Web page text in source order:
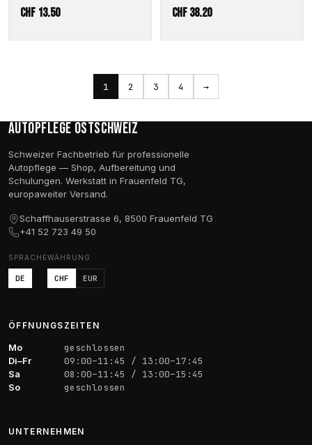
CHF 13.50 CHF38.20
1 2 3 4 →
Autopflege Ostschweiz
Schweizer Fachbetrieb für professionelle
Autopflege — Shop, Aufbereitung und
Schulungen. Werkstatt in Frauenfeld TG,
europaweiter Versand.
Schaffhauserstrasse 6, 8500 Frauenfeld TG
+41 52 723 49 50
SPRACHE
DE
WÄHRUNG
CHF EUR
ÖFFNUNGSZEITEN
Mo geschlossen
Di–Fr 09:00–11:45 / 13:00–17:45
Sa 08:00–11:45 / 13:00–15:45
So geschlossen
UNTERNEHMEN